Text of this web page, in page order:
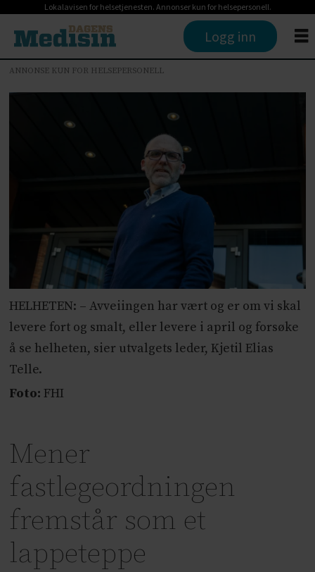
Lokalavisen for helsetjenesten. Annonser kun for helsepersonell.
Logg inn
ANNONSE KUN FOR HELSEPERSONELL
HELHETEN: – Avveiingen har vært og er om vi skal
levere fort og smalt, eller levere i april og forsøke
å se helheten, sier utvalgets leder, Kjetil Elias
Telle.
Foto: FHI
Mener
fastlegeordningen
fremstår som et
lappeteppe